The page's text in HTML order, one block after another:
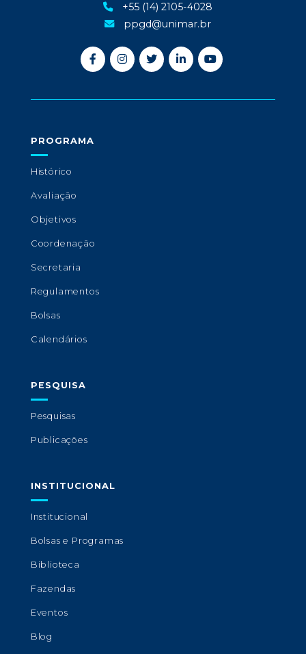
+55 (14) 2105-4028
ppgd@unimar.br
PROGRAMA
Histórico
Avaliação
Objetivos
Coordenação
Secretaria
Regulamentos
Bolsas
Calendários
PESQUISA
Pesquisas
Publicações
INSTITUCIONAL
Institucional
Bolsas e Programas
Biblioteca
Fazendas
Eventos
Blog